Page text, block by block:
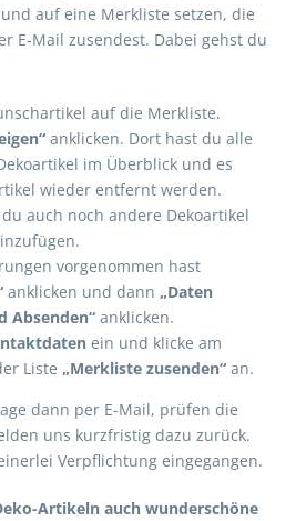
auf eine Merkliste setzen, die
E-Mail zusendest. Dabei gehst du
auf die Merkliste.
anklicken. Dort hast du alle
im Überblick und es
wieder entfernt werden.
auch noch andere Dekoartikel
vorgenommen hast
anklicken und dann „Daten
Absenden“ anklicken.
ein und klicke am
Liste „Merkliste zusenden“ an.
dann per E-Mail, prüfen die
uns kurzfristig dazu zurück.
Verpflichtung eingegangen.
Artikeln auch wunderschöne